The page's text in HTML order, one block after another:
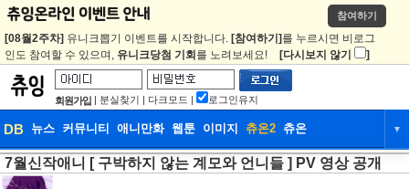
참여하기
[08월2주차] 유니크뽑기 이벤트를 시작합니다. [참여하기] 를 누르시면 비로그
인도 참여할 수 있으며, 유니크당첨 기회 를 노려보세요! [다시보지 않기 ]
회원가입 | 분실찾기 | 다크모드 | 로그인유지
DB 뉴스 커뮤니티 애니만화 웹툰 이미지 츄온2 츄온 ▼
DB 뉴스 커뮤니티 애니만화
7월신작애니 [ 구박하지 않는 계모와 언니들 ] PV 영상 공개